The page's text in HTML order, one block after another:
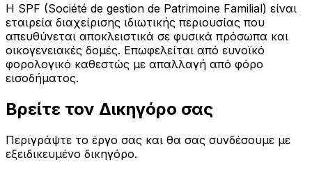
Η SPF (Société de gestion de Patrimoine Familial) είναι
εταιρεία διαχείρισης ιδιωτικής περιουσίας που
απευθύνεται αποκλειστικά σε φυσικά πρόσωπα και
οικογενειακές δομές. Επωφελείται από ευνοϊκό
φορολογικό καθεστώς με απαλλαγή από φόρο
εισοδήματος.
Βρείτε τον Δικηγόρο σας
Περιγράψτε το έργο σας και θα σας συνδέσουμε με
εξειδικευμένο δικηγόρο.